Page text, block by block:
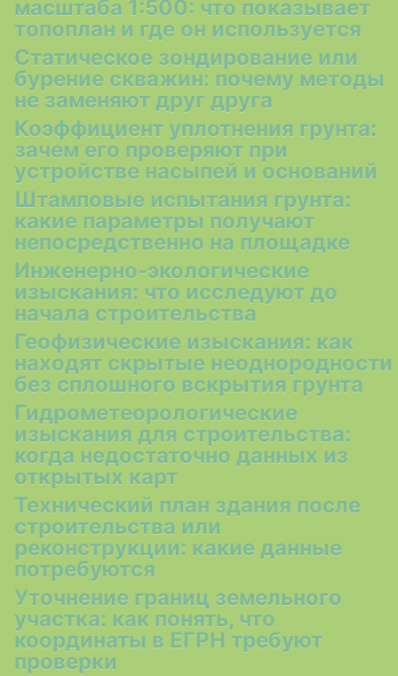
масштаба 1:500: что показывает
топоплан и где он используется
Статическое зондирование или
бурение скважин: почему методы
не заменяют друг друга
Коэффициент уплотнения грунта:
зачем его проверяют при
устройстве насыпей и оснований
Штамповые испытания грунта:
какие параметры получают
непосредственно на площадке
Инженерно-экологические
изыскания: что исследуют до
начала строительства
Геофизические изыскания: как
находят скрытые неоднородности
без сплошного вскрытия грунта
Гидрометеорологические
изыскания для строительства:
когда недостаточно данных из
открытых карт
Технический план здания после
строительства или
реконструкции: какие данные
потребуются
Уточнение границ земельного
участка: как понять, что
координаты в ЕГРН требуют
проверки